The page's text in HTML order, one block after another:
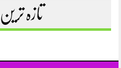
تازہ ترین